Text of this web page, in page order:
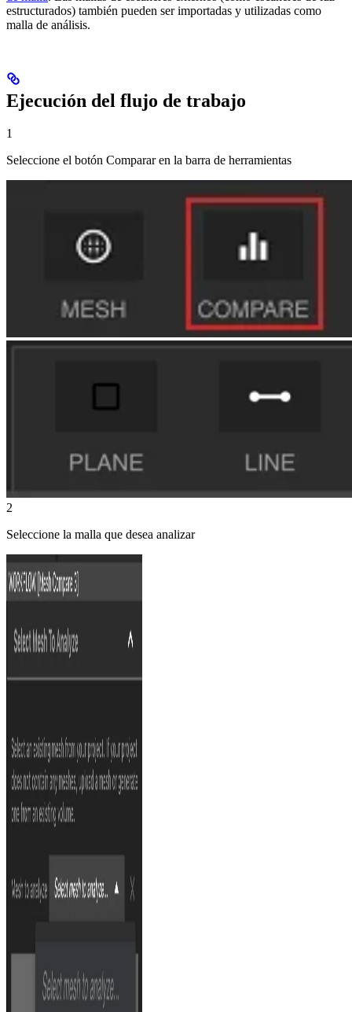
estructurados) también pueden ser importadas y utilizadas como
malla de análisis.
Ejecución del flujo de trabajo
1
Seleccione el botón Comparar en la barra de herramientas
2
Seleccione la malla que desea analizar